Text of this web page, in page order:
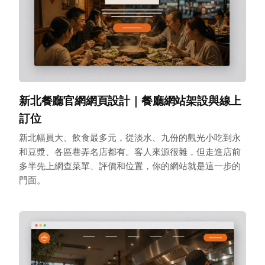
新北餐廳官網網頁設計｜餐廳網站架設與線上
訂位
新北幅員大、飲食最多元，從淡水、九份的觀光小吃到永
和豆漿、各區巷弄名店都有。客人來源很雜，但走進店前
多半先上網查菜單、評價和位置，你的網站就是這一步的
門面。